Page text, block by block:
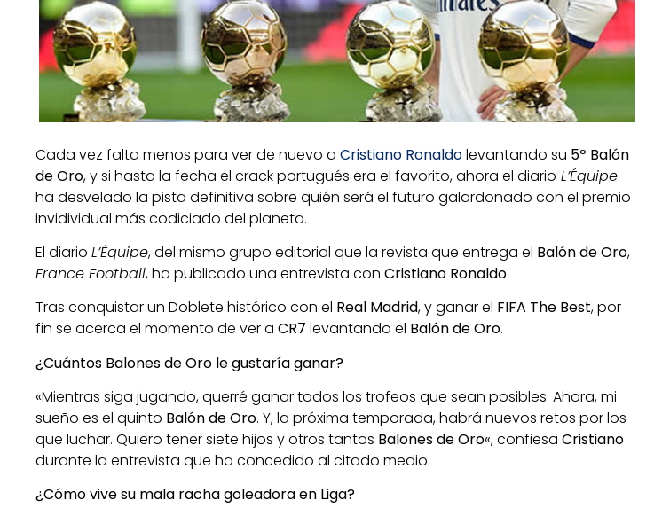
Cada vez falta menos para ver de nuevo a Cristiano Ronaldolevantando su 5º Balón
de Oro, y si hasta la fecha el crack portugués era el favorito, ahora el diario L’Équipe
ha desvelado la pista definitiva sobre quién será el futuro galardonado con el premio
invidividual más codiciado del planeta.
El diario L’Équipe, del mismo grupo editorial que la revista que entrega el Balón de Oro,
France Football, ha publicado una entrevista con Cristiano Ronaldo.
Tras conquistar un Doblete histórico con el Real Madrid, y ganar el FIFA The Best, por
fin se acerca el momento de ver a CR7 levantando el Balón de Oro.
¿Cuántos Balones de Oro le gustaría ganar?
«Mientras siga jugando, querré ganar todos los trofeos que sean posibles. Ahora, mi
sueño es el quinto Balón de Oro. Y, la próxima temporada, habrá nuevos retos por los
que luchar. Quiero tener siete hijos y otros tantos Balones de Oro«, confiesa Cristiano
durante la entrevista que ha concedido al citado medio.
¿Cómo vive su mala racha goleadora en Liga?